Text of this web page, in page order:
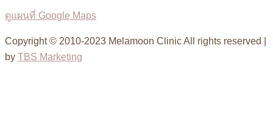
ดูแผนที่ Google Maps
Copyright © 2010-2023 Melamoon Clinic All rights reserved |
by TBS Marketing